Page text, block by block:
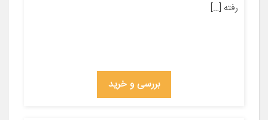
رفته […]
بررسی و خرید